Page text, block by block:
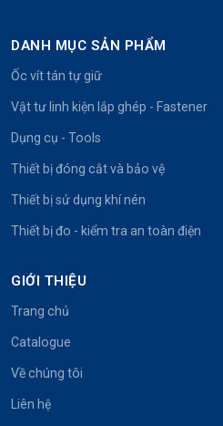
DANH MỤC SẢN PHẨM
Ốc vít tán tự giữ
Vật tư linh kiện lắp ghép - Fastener
Dụng cụ - Tools
Thiết bị đóng cắt và bảo vệ
Thiết bị sử dụng khí nén
Thiết bị đo - kiểm tra an toàn điện
GIỚI THIỆU
Trang chủ
Catalogue
Về chúng tôi
Liên hệ